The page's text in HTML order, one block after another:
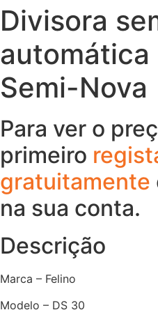
Divisora
automática
Semi-Nova
Para ver o
primeiro
gratuitamente
na sua conta.
Descrição
Marca – Felino
Modelo – DS 30